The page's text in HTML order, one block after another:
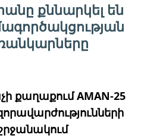
քննարկել են
քաղաքում AMAN-25